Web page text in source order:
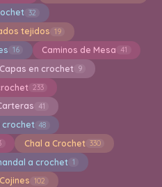
32
tejidos 19
16 Caminos de Mesa 41
Capas en crochet 9
233
41
crochet 48
Chal a Crochet 330
a crochet 1
Cojines 102